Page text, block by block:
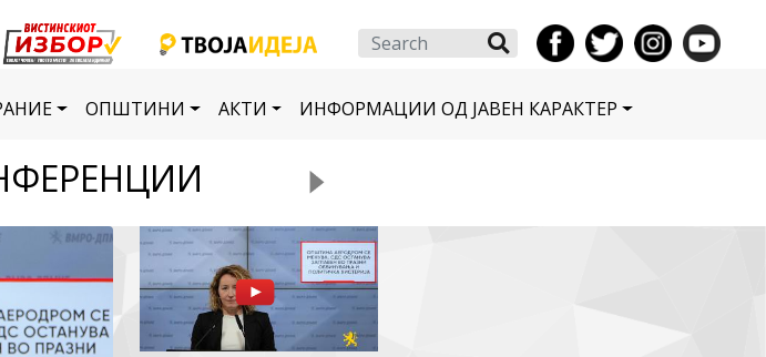
Search
ОПШТИНИ АКТИ ИНФОРМАЦИИ ОД ЈАВЕН КАРАКТЕР